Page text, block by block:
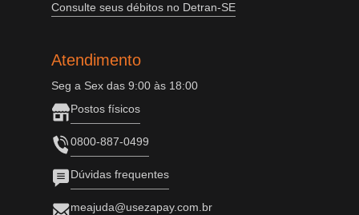
Consulte seus débitos no Detran-SE
Atendimento
Seg a Sex das 9:00 às 18:00
Postos físicos
0800-887-0499
Dúvidas frequentes
meajuda@usezapay.com.br